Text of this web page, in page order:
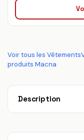
Voir tous les
produits Macna
Description